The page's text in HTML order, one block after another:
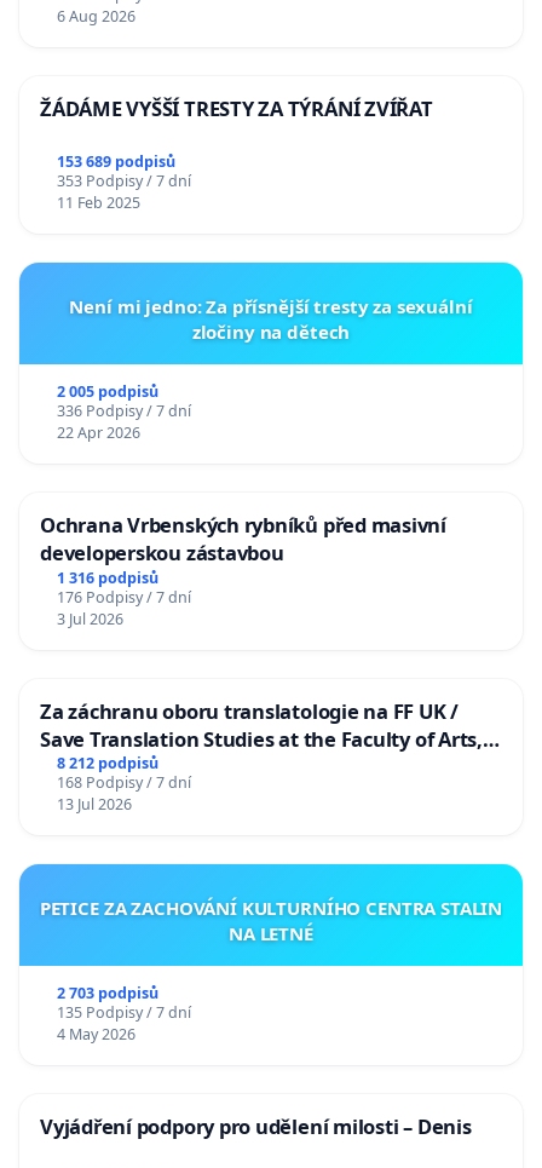
6 Aug 2026
ŽÁDÁME VYŠŠÍ TRESTY ZA TÝRÁNÍ ZVÍŘAT
153 689 podpisů
353 Podpisy / 7 dní
11 Feb 2025
Není mi jedno: Za přísnější tresty za sexuální
zločiny na dětech
2 005 podpisů
336 Podpisy / 7 dní
22 Apr 2026
Ochrana Vrbenských rybníků před masivní
developerskou zástavbou
1 316 podpisů
176 Podpisy / 7 dní
3 Jul 2026
Za záchranu oboru translatologie na FF UK /
Save Translation Studies at the Faculty of Arts,
Charles University
8 212 podpisů
168 Podpisy / 7 dní
13 Jul 2026
PETICE ZA ZACHOVÁNÍ KULTURNÍHO CENTRA STALIN
NA LETNÉ
2 703 podpisů
135 Podpisy / 7 dní
4 May 2026
Vyjádření podpory pro udělení milosti – Denis